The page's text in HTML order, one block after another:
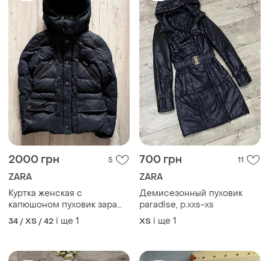
2000 грн 5
ZARA
Куртка женская с
капюшоном пуховик зара
zara размер xs- s
34 / XS / 42 і ще 1
700 грн 11
ZARA
Демисезонный пуховик
paradise, р.xxs-xs
ХS і ще 1